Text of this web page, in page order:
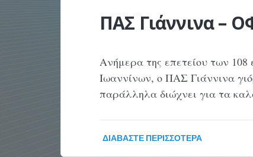
ΠΑΣ Γιάννινα –
Ανήμερα της επετείου των
Ιωαννίνων, ο ΠΑΣ Γιάννινα
παράλληλα διώχνει για τα
ΔΙΑΒΆΣΤΕ ΠΕΡΙΣΣΌΤΕΡΑ